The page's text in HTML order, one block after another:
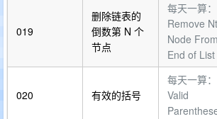
019
删除链表的
倒数第 N 个
节点
每天一算：
Remove
Node From
End of List
020 有效的括号
每天一算：
Valid